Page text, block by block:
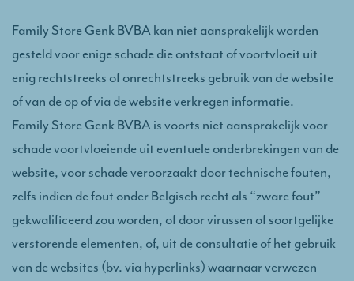
Family Store Genk BVBA kan niet aansprakelijk worden
gesteld voor enige schade die ontstaat of voortvloeit uit
enig rechtstreeks of onrechtstreeks gebruik van de website
of van de op of via de website verkregen informatie.
Family Store Genk BVBA is voorts niet aansprakelijk voor
schade voortvloeiende uit eventuele onderbrekingen van de
website, voor schade veroorzaakt door technische fouten,
zelfs indien de fout onder Belgisch recht als “zware fout”
gekwalificeerd zou worden, of door virussen of soortgelijke
verstorende elementen, of, uit de consultatie of het gebruik
van de websites (bv. via hyperlinks) waarnaar verwezen